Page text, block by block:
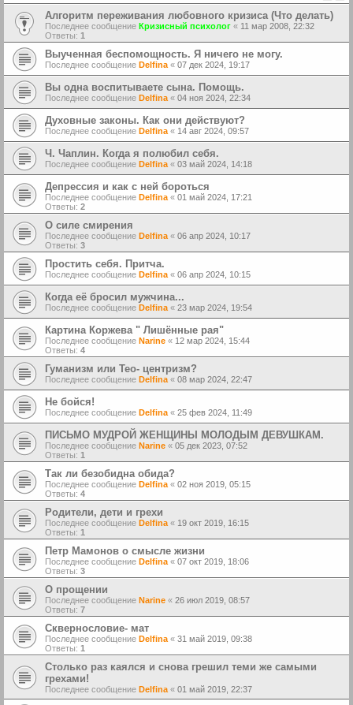
Алгоритм переживания любовного кризиса (Что делать)
Последнее сообщение Кризисный психолог « 11 мар 2008, 22:32
Ответы: 1
Выученная беспомощность. Я ничего не могу.
Последнее сообщение Delfina « 07 дек 2024, 19:17
Вы одна воспитываете сына. Помощь.
Последнее сообщение Delfina « 04 ноя 2024, 22:34
Духовные законы. Как они действуют?
Последнее сообщение Delfina « 14 авг 2024, 09:57
Ч. Чаплин. Когда я полюбил себя.
Последнее сообщение Delfina « 03 май 2024, 14:18
Депрессия и как с ней бороться
Последнее сообщение Delfina « 01 май 2024, 17:21
Ответы: 2
О силе смирения
Последнее сообщение Delfina « 06 апр 2024, 10:17
Ответы: 3
Простить себя. Притча.
Последнее сообщение Delfina « 06 апр 2024, 10:15
Когда её бросил мужчина...
Последнее сообщение Delfina « 23 мар 2024, 19:54
Картина Коржева " Лишённые рая"
Последнее сообщение Narine « 12 мар 2024, 15:44
Ответы: 4
Гуманизм или Тео- центризм?
Последнее сообщение Delfina « 08 мар 2024, 22:47
Не бойся!
Последнее сообщение Delfina « 25 фев 2024, 11:49
ПИСЬМО МУДРОЙ ЖЕНЩИНЫ МОЛОДЫМ ДЕВУШКАМ.
Последнее сообщение Narine « 05 дек 2023, 07:52
Ответы: 1
Так ли безобидна обида?
Последнее сообщение Delfina « 02 ноя 2019, 05:15
Ответы: 4
Родители, дети и грехи
Последнее сообщение Delfina « 19 окт 2019, 16:15
Ответы: 1
Петр Мамонов о смысле жизни
Последнее сообщение Delfina « 07 окт 2019, 18:06
Ответы: 3
О прощении
Последнее сообщение Narine « 26 июл 2019, 08:57
Ответы: 7
Сквернословие- мат
Последнее сообщение Delfina « 31 май 2019, 09:38
Ответы: 1
Столько раз каялся и снова грешил теми же самыми
грехами!
Последнее сообщение Delfina « 01 май 2019, 22:37